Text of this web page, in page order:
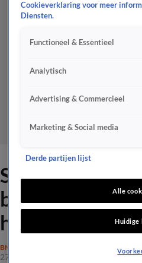
Simon Keizer
berichtjes
hield het op..'
BN'ERS
27 mrt 2025, 19:22
Cookieverklaring voor meer
Diensten.
Functioneel & Essentieel
Analytisch
Advertising & Commercieel
Marketing & Social media
Derde partijen lijst
Alle
Huidige